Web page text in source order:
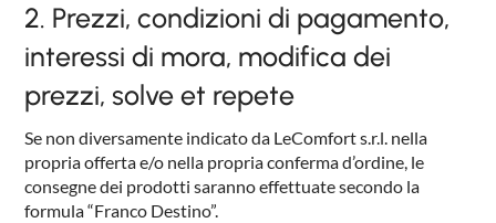
2. Prezzi, condizioni di pagamento,
interessi di mora, modifica dei
prezzi, solve et repete
Se non diversamente indicato da LeComfort s.r.l. nella
propria offerta e/o nella propria conferma d’ordine, le
consegne dei prodotti saranno effettuate secondo la
formula “Franco Destino”.